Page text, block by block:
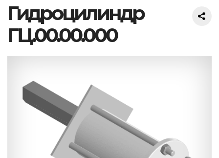
Гидроцилиндр
ГЦ.00.00.000